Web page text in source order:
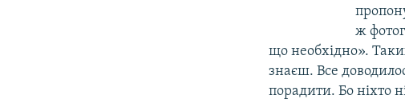
ж
що необхідно».
знаєш. Все
порадити. Бо ніхто